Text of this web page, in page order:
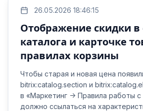
26.05.2026 18:46:15
Отображение скидки в
каталога и карточке
правилах корзины
Чтобы старая и новая цена
bitrix:catalog.section и
в «Маркетинг → Правила работы с
должно ссылаться на